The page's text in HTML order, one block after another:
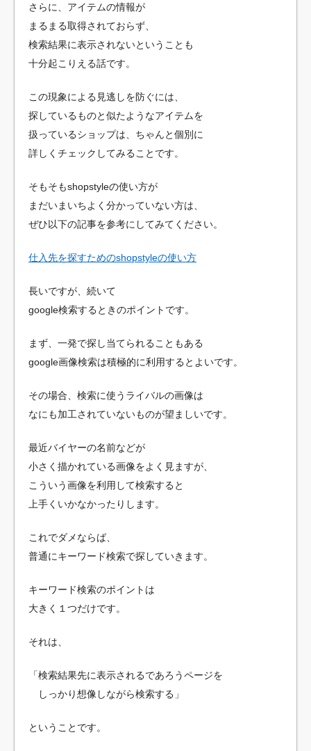
さらに、アイテムの情報が
まるまる取得されておらず、
検索結果に表示されないということも
十分起こりえる話です。
この現象による見逃しを防ぐには、
探しているものと似たようなアイテムを
扱っているショップは、ちゃんと個別に
詳しくチェックしてみることです。
そもそもshopstyleの使い方が
まだいまいちよく分かっていない方は、
ぜひ以下の記事を参考にしてみてください。
仕入先を探すためのshopstyleの使い方
長いですが、続いて
google検索するときのポイントです。
まず、一発で探し当てられることもある
google画像検索は積極的に利用するとよいです。
その場合、検索に使うライバルの画像は
なにも加工されていないものが望ましいです。
最近バイヤーの名前などが
小さく描かれている画像をよく見ますが、
こういう画像を利用して検索すると
上手くいかなかったりします。
これでダメならば、
普通にキーワード検索で探していきます。
キーワード検索のポイントは
大きく１つだけです。
それは、
「検索結果先に表示されるであろうページを
しっかり想像しながら検索する」
ということです。